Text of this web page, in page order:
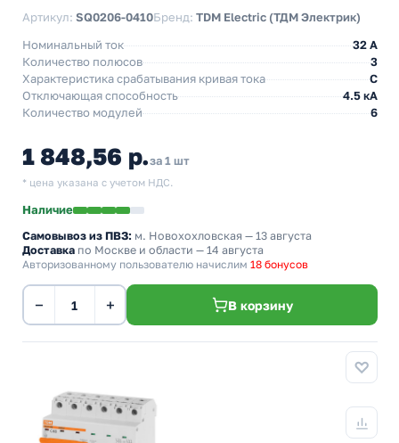
Артикул: SQ0206-0410Бренд: TDM Electric (ТДМ Электрик)
Номинальный ток
32 A
Количество полюсов
3
Характеристика срабатывания кривая тока
C
Отключающая способность
4.5 кА
Количество модулей
6
1 848,56 р.за 1 шт
* цена указана с учетом НДС.
Наличие
Самовывоз из ПВЗ: м. Новохохловская — 13 августа
Доставка по Москве и области — 14 августа
Авторизованному пользователю начислим 18 бонусов
− + В корзину